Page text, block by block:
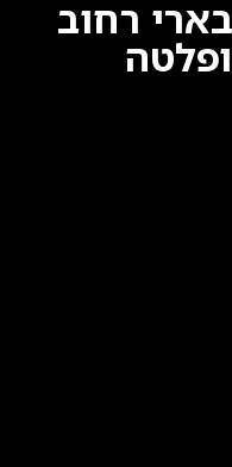
רחוב